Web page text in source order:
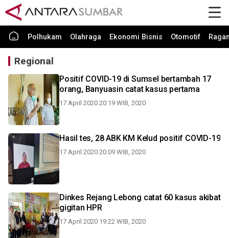
Polhukam Olahraga Ekonomi Bisnis Otomotif
Regional
Positif COVID-19 di Sumsel bertambah 17
orang, Banyuasin catat kasus pertama
17 April 2020 20:19 WIB, 2020
Hasil tes, 28 ABK KM Kelud positif COVID-19
17 April 2020 20:09 WIB, 2020
Dinkes Rejang Lebong catat 60 kasus akibat
gigitan HPR
17 April 2020 19:22 WIB, 2020